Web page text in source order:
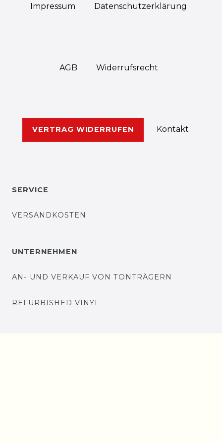
Impressum Daten­schutz­erklärung
AGB Widerrufs­recht
VERTRAG WIDERRUFEN Kontakt
SERVICE
VERSANDKOSTEN
UNTERNEHMEN
AN- UND VERKAUF VON TONTRÄGERN
REFURBISHED VINYL